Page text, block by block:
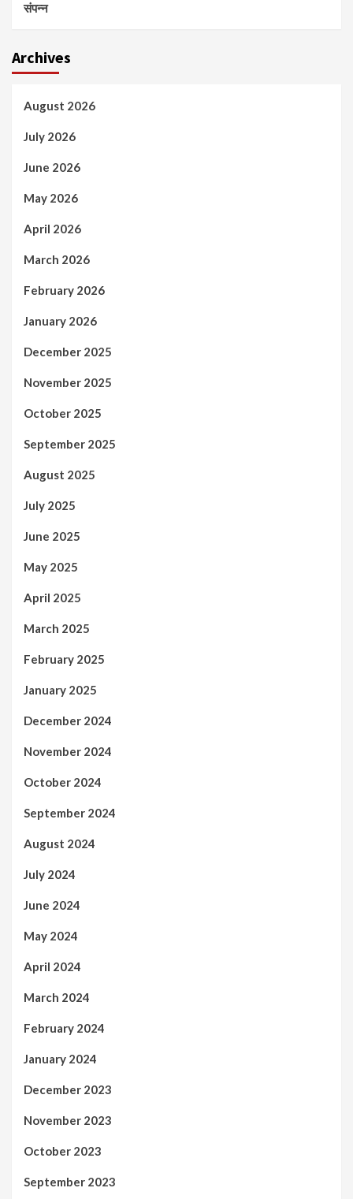
संपन्न
Archives
August 2026
July 2026
June 2026
May 2026
April 2026
March 2026
February 2026
January 2026
December 2025
November 2025
October 2025
September 2025
August 2025
July 2025
June 2025
May 2025
April 2025
March 2025
February 2025
January 2025
December 2024
November 2024
October 2024
September 2024
August 2024
July 2024
June 2024
May 2024
April 2024
March 2024
February 2024
January 2024
December 2023
November 2023
October 2023
September 2023